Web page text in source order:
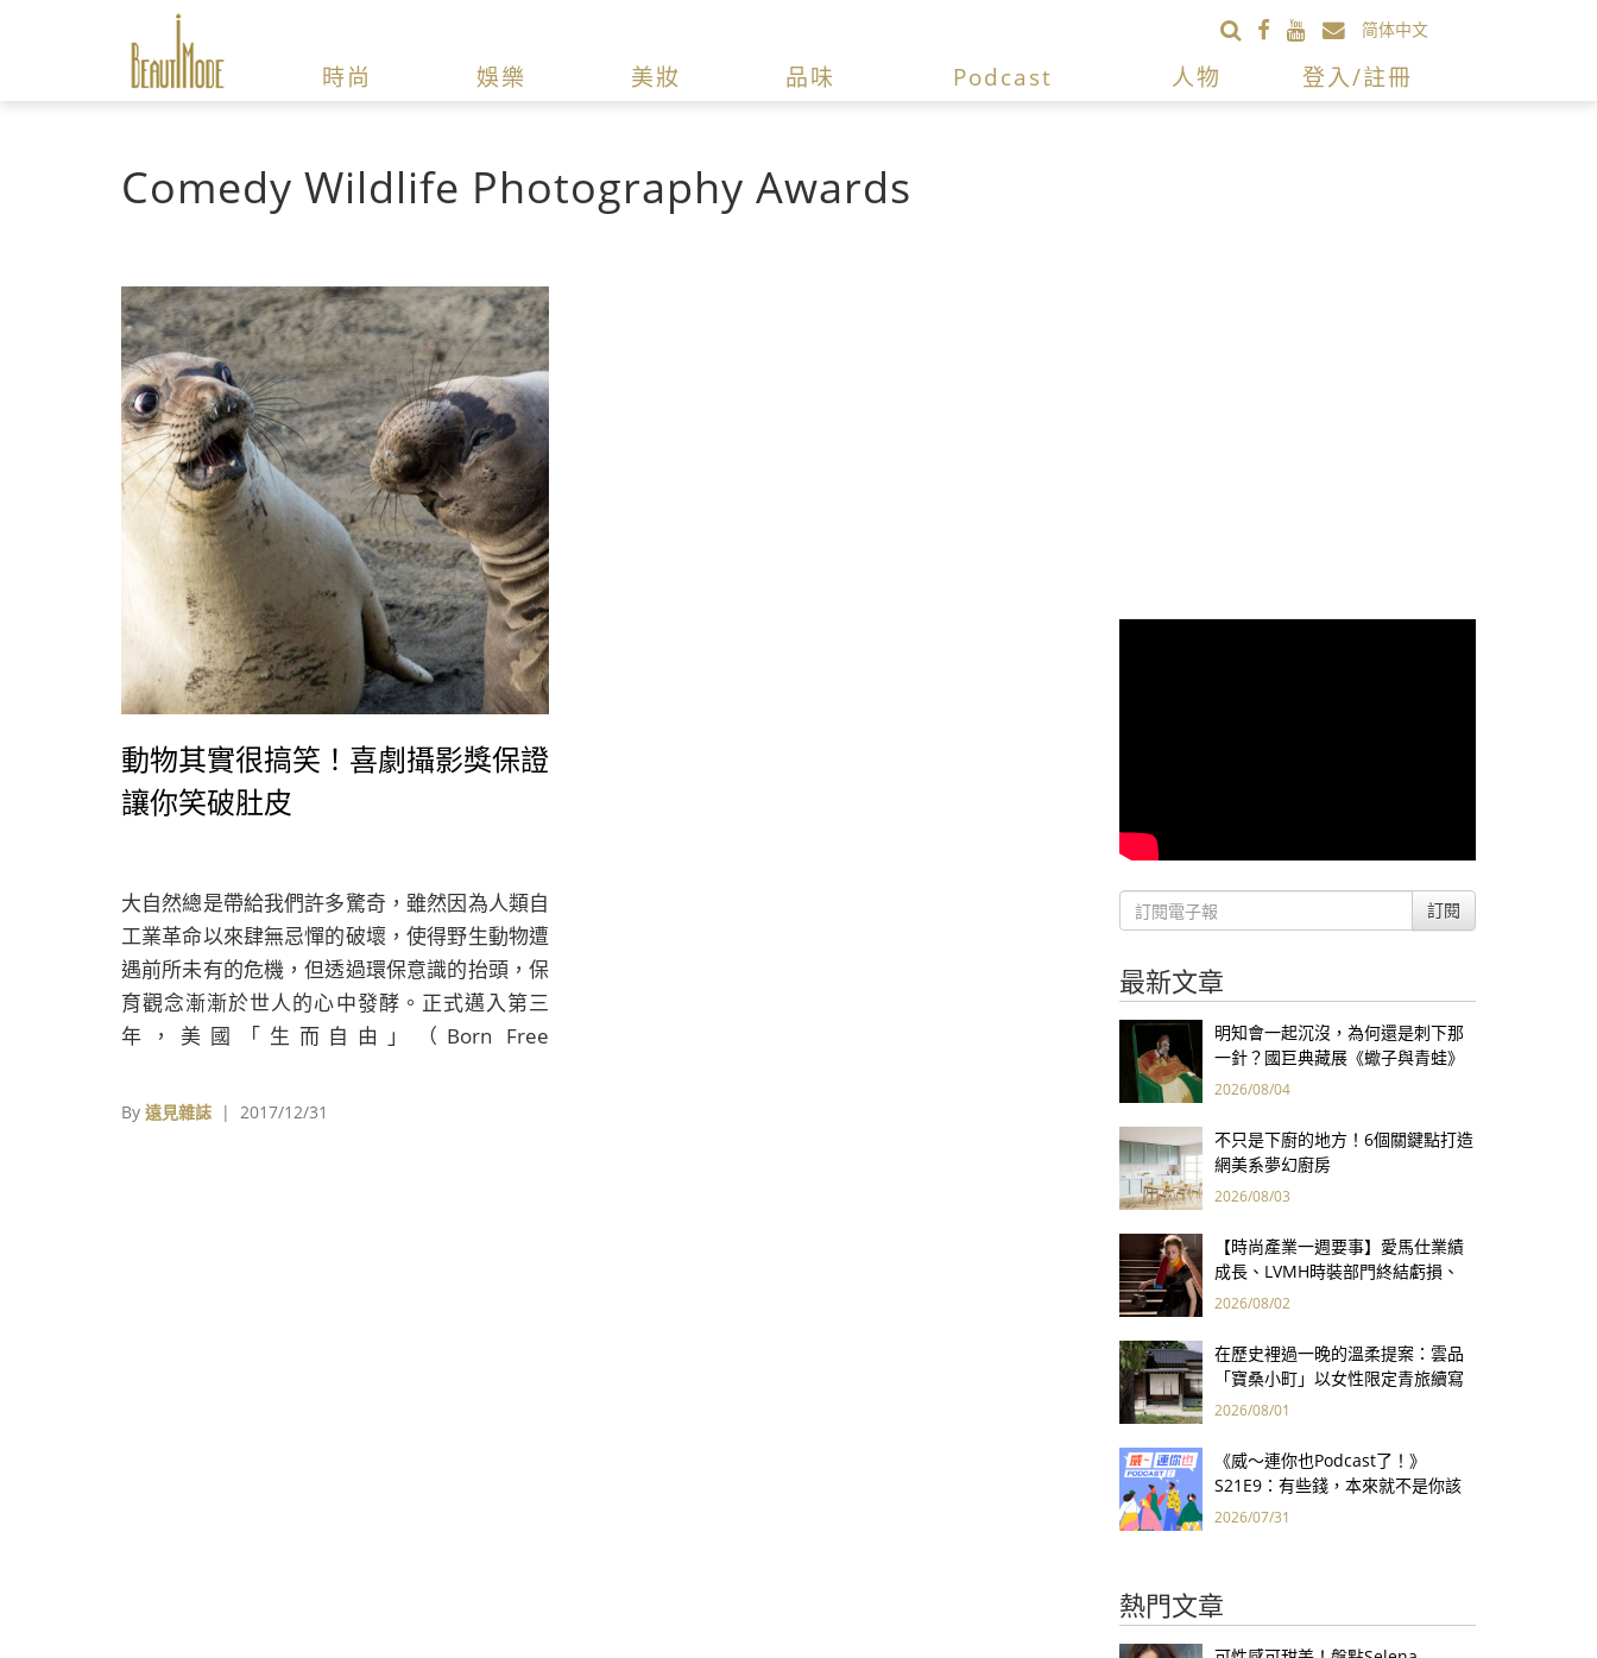
简体中文
時尚 娛樂 美妝 品味 Podcast 人物 登入/註冊
Comedy Wildlife Photography Awards
動物其實很搞笑！喜劇攝影獎保證
讓你笑破肚皮
大自然總是帶給我們許多驚奇，雖然因為人類自
工業革命以來肆無忌憚的破壞，使得野生動物遭
遇前所未有的危機，但透過環保意識的抬頭，保
育觀念漸漸於世人的心中發酵。正式邁入第三
年，美國「生而自由」（Born Free
生動物攝影獎」（Comedy Wildlife
By 遠見雜誌 | 2017/12/31
訂閱
最新文章
明知會一起沉沒，為何還是刺下那
一針？國巨典藏展《蠍子與青蛙》
用66件名作拷問人性
2026/08/04
不只是下廚的地方！6個關鍵點打造
網美系夢幻廚房
2026/08/03
【時尚產業一週要事】愛馬仕業績
成長、LVMH時裝部門終結虧損、
Kering轉型策略初現成效、Prada
2026/08/02
在歷史裡過一晚的溫柔提案：雲品
「寶桑小町」以女性限定青旅續寫
台東老屋記憶
2026/08/01
《威～連你也Podcast了！》
S21E9：有些錢，本來就不是你該
賺的——讀《一個投機者的告白》
2026/07/31
熱門文章